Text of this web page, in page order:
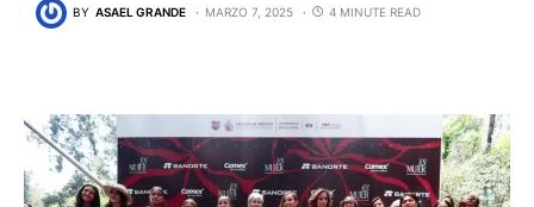
BY ASAEL GRANDE MARZO 7, 2025 4 MINUTE READ